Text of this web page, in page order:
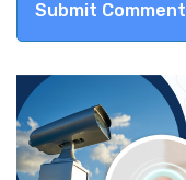
Submit Comment